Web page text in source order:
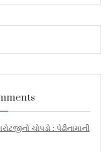
ચોપડો : પેઢીનામાની